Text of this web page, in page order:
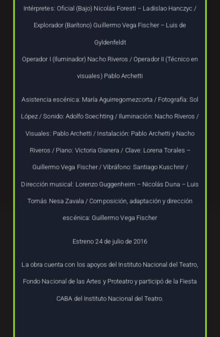
Intérpretes: Oficial (Bajo) Nicolás Foresti – Ladislao Hanczyc /
Explorador (Barítono) Guillermo Vega Fischer – Luis de
Gyldenfeldt
Operador I (Iluminador) Nacho Riveros / Operador II (Técnico en
visuales) Pablo Archetti
Asistencia escénica: María Aguirregomezcorta / Fotografía: Sol
López / Sonido: Adolfo Soechting / Iluminación: Nacho Riveros /
Visuales: Pablo Archetti / Instalación: Pablo Archetti y Nacho
Riveros / Piano: Victoria Gianera / Clave: Lorena Torales –
Guillermo Vega Fischer / Vibráfono: Santiago Kuschnir /
Dirección musical: Lorenzo Guggenheim – Nicolás Duna – Luis
Tomás Nesa Zavala / Composición, adaptación y dirección
escénica: Guillermo Vega Fischer
Estreno 24 de julio de 2016
La obra cuenta con los apoyos del Instituto Nacional del Teatro,
Fondo Nacional de las Artes y Proteatro y participó de la Fiesta
CABA del Instituto Nacional del Teatro.